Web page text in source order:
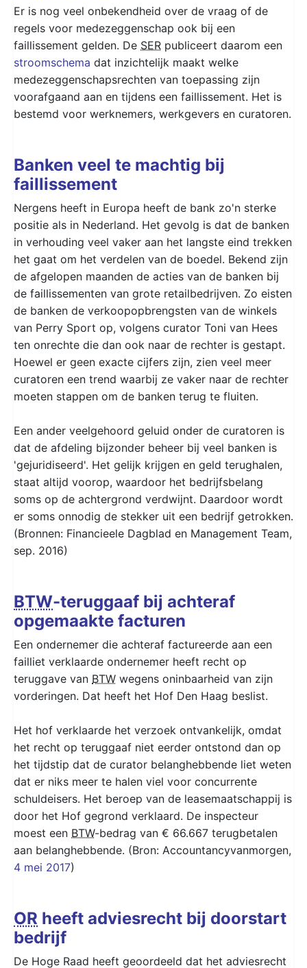
Er is nog veel onbekendheid over de vraag of de
regels voor medezeggenschap ook bij een
faillissement gelden. De SER publiceert daarom een
stroomschema dat inzichtelijk maakt welke
medezeggenschapsrechten van toepassing zijn
voorafgaand aan en tijdens een faillissement. Het is
bestemd voor werknemers, werkgevers en curatoren.
Banken veel te machtig bij
faillissement
Nergens heeft in Europa heeft de bank zo'n sterke
positie als in Nederland. Het gevolg is dat de banken
in verhouding veel vaker aan het langste eind trekken
het gaat om het verdelen van de boedel. Bekend zijn
de afgelopen maanden de acties van de banken bij
de faillissementen van grote retailbedrijven. Zo eisten
de banken de verkoopopbrengsten van de winkels
van Perry Sport op, volgens curator Toni van Hees
ten onrechte die dan ook naar de rechter is gestapt.
Hoewel er geen exacte cijfers zijn, zien veel meer
curatoren een trend waarbij ze vaker naar de rechter
moeten stappen om de banken terug te fluiten.
Een ander veelgehoord geluid onder de curatoren is
dat de afdeling bijzonder beheer bij veel banken is
'gejuridiseerd'. Het gelijk krijgen en geld terughalen,
staat altijd voorop, waardoor het bedrijfsbelang
soms op de achtergrond verdwijnt. Daardoor wordt
er soms onnodig de stekker uit een bedrijf getrokken.
(Bronnen: Financieele Dagblad en Management Team,
sep. 2016)
BTW-teruggaaf bij achteraf
opgemaakte facturen
Een ondernemer die achteraf factureerde aan een
failliet verklaarde ondernemer heeft recht op
teruggave van BTW wegens oninbaarheid van zijn
vorderingen. Dat heeft het Hof Den Haag beslist.
Het hof verklaarde het verzoek ontvankelijk, omdat
het recht op teruggaaf niet eerder ontstond dan op
het tijdstip dat de curator belanghebbende liet weten
dat er niks meer te halen viel voor concurrente
schuldeisers. Het beroep van de leasemaatschappij is
door het Hof gegrond verklaard. De inspecteur
moest een BTW-bedrag van € 66.667 terugbetalen
aan belanghebbende. (Bron: Accountancyvanmorgen,
4 mei 2017)
OR heeft adviesrecht bij doorstart
bedrijf
De Hoge Raad heeft geoordeeld dat het adviesrecht